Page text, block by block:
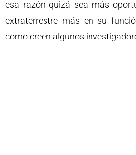
esa razón quizá sea más
extraterrestre más en su
como creen algunos